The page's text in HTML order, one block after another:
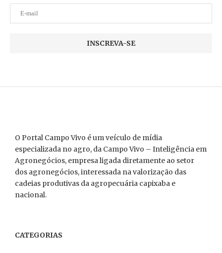
O Portal Campo Vivo é um veículo de mídia
especializada no agro, da Campo Vivo – Inteligência em
Agronegócios, empresa ligada diretamente ao setor
dos agronegócios, interessada na valorização das
cadeias produtivas da agropecuária capixaba e
nacional.
CATEGORIAS